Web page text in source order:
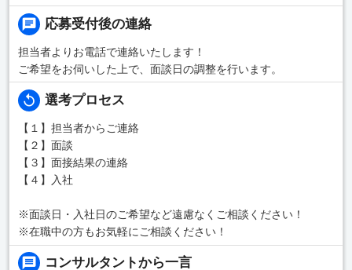
応募受付後の連絡
担当者よりお電話で連絡いたします！
ご希望をお伺いした上で、面談日の調整を行います。
選考プロセス
【１】担当者からご連絡
【２】面談
【３】面接結果の連絡
【４】入社
※面談日・入社日のご希望など遠慮なくご相談ください！
※在職中の方もお気軽にご相談ください！
コンサルタントから一言